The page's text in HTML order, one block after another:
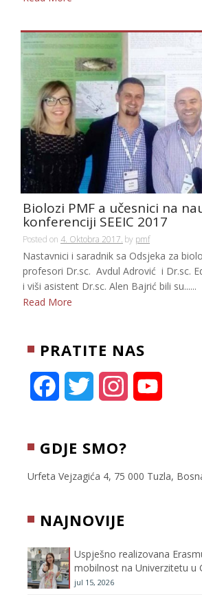
Biolozi PMF a učesnici na
konferenciji SEEIC 2017
Posted on 4. Oktobra 2017. by pmf
Nastavnici i saradnik sa Odsjeka za
profesori Dr.sc. Avdul Adrović i Dr.sc.
i viši asistent Dr.sc. Alen Bajrić bili su......
Read More
PRATITE NAS
c
e
o
o
k
i
t
e
r
t
r
T
e
GDJE SMO?
Urfeta Vejzagića 4, 75 000 Tuzla,
NAJNOVIJE
Uspješno realizovana
mobilnost na Univerzitetu u
jul 15, 2026